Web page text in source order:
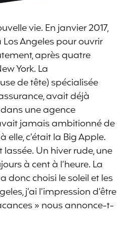
vie. En janvier 2017,
Los Angeles pour ouvrir
après quatre
York. La
de tête) spécialisée
avait déjà
une agence
jamais ambitionné de
elle, c’était la Big Apple.
lassée. Un hiver rude, une
à cent à l’heure. La
donc choisi le soleil et les
j’ai l’impression d’être
» nous annonce-t-